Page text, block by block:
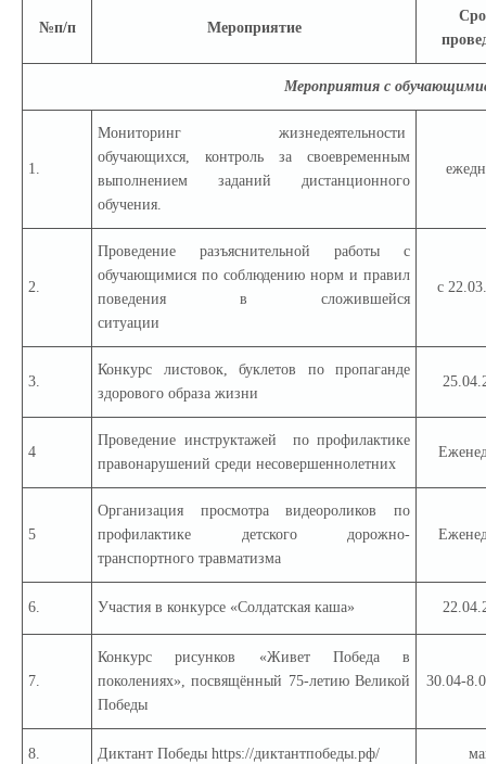
№п/п Мероприятие
Мероприятия с
1.
Мониторинг жизнедеятельности
обучающихся, контроль за своевременным
выполнением заданий дистанционного
обучения.
2.
Проведение разъяснительной работы с
обучающимися по соблюдению норм и правил
поведения в сложившейся
ситуации
с
3.
Конкурс листовок, буклетов по пропаганде
здорового образа жизни
4
Проведение инструктажей по профилактике
правонарушений среди несовершеннолетних
5
Организация просмотра видеороликов по
профилактике детского дорожно-
транспортного травматизма
6. Участия в конкурсе «Солдатская каша»
7.
Конкурс рисунков «Живет Победа в
поколениях», посвящённый 75-летию Великой
Победы
30.04-
8. Диктант Победы https://диктантпобеды.рф/